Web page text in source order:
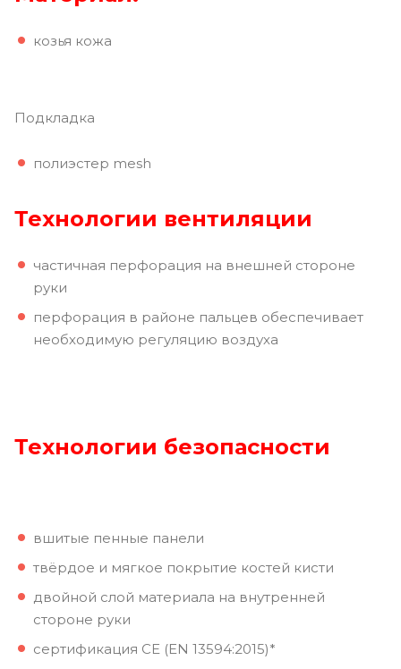
козья кожа
Подкладка
полиэстер mesh
Технологии вентиляции
частичная перфорация на внешней стороне
руки
перфорация в районе пальцев обеспечивает
необходимую регуляцию воздуха
Технологии безопасности
вшитые пенные панели
твёрдое и мягкое покрытие костей кисти
двойной слой материала на внутренней
стороне руки
сертификация CE (EN 13594:2015)*